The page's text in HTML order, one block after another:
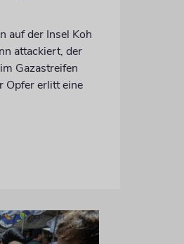
auf der Insel Koh
attackiert, der
Gazastreifen
Opfer erlitt eine